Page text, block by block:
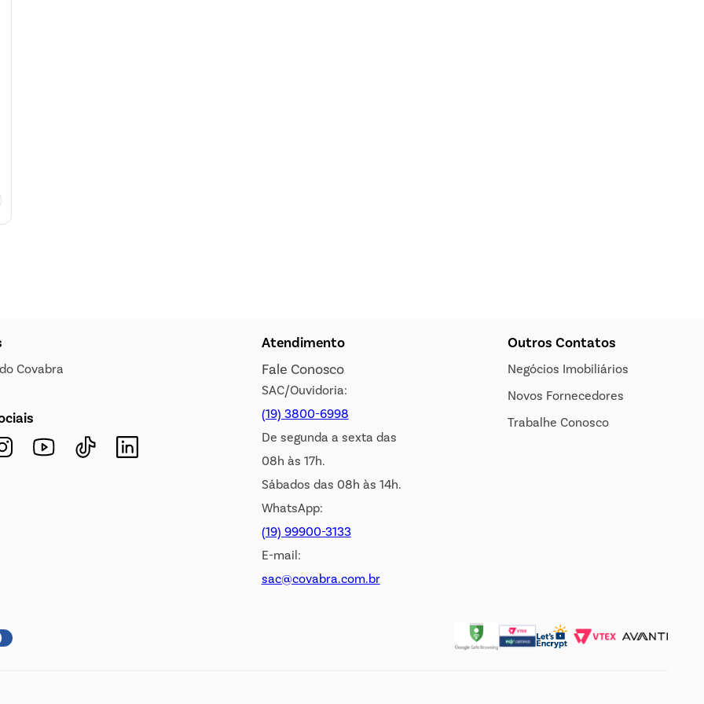
Covabra
Atendimento
Fale Conosco
SAC/Ouvidoria:
(19) 3800-6998
De segunda a sexta das
08h às 17h.
Sábados das 08h às 14h.
WhatsApp:
(19) 99900-3133
E-mail:
sac@covabra.com.br
Outros Contatos
Negócios Imobiliários
Novos Fornecedores
Trabalhe Conosco